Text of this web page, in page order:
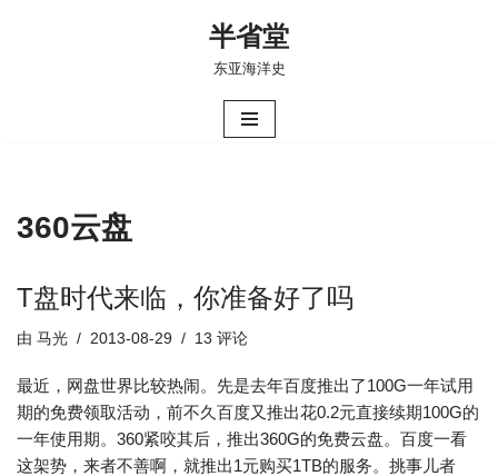
半省堂
东亚海洋史
360云盘
T盘时代来临，你准备好了吗
由 马光 2013-08-29 13 评论
最近，网盘世界比较热闹。先是去年百度推出了100G一年试用
期的免费领取活动，前不久百度又推出花0.2元直接续期100G的
一年使用期。360紧咬其后，推出360G的免费云盘。百度一看
这架势，来者不善啊，就推出1元购买1TB的服务。挑事儿者